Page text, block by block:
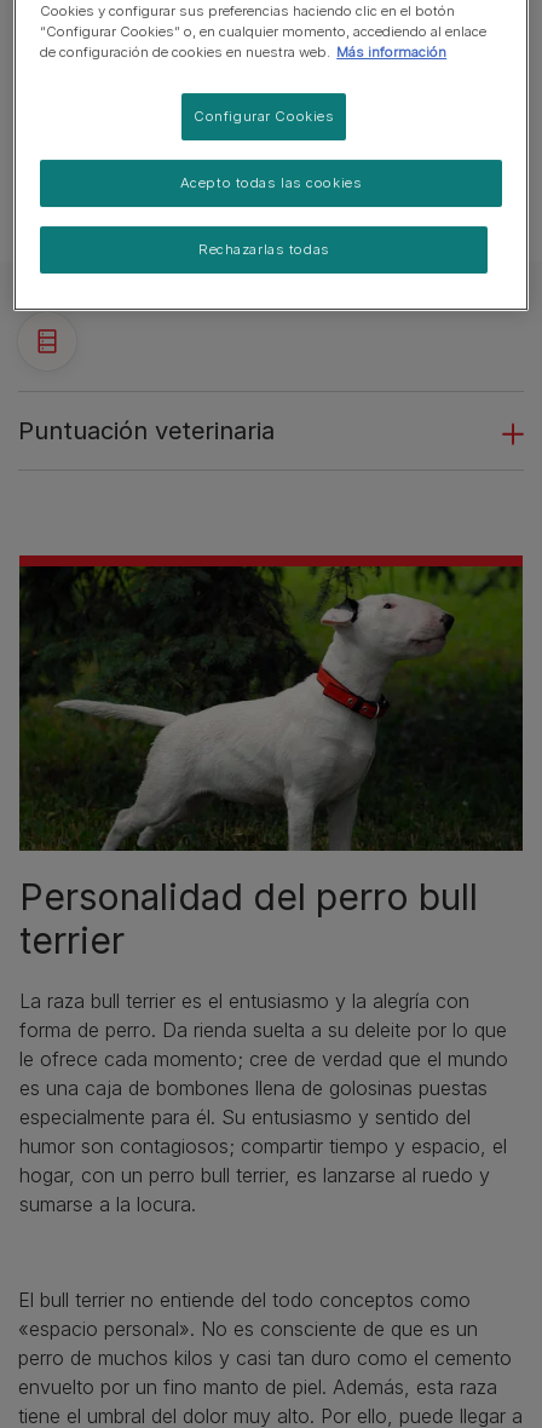
niños
La raza bull terrier puede sufrir
problemas de salud
Puntuación veterinaria
Personalidad del perro bull
terrier
La raza bull terrier es el entusiasmo y la alegría con
forma de perro. Da rienda suelta a su deleite por lo que
le ofrece cada momento; cree de verdad que el mundo
es una caja de bombones llena de golosinas puestas
especialmente para él. Su entusiasmo y sentido del
humor son contagiosos; compartir tiempo y espacio, el
hogar, con un perro bull terrier, es lanzarse al ruedo y
sumarse a la locura.
El bull terrier no entiende del todo conceptos como
«espacio personal». No es consciente de que es un
perro de muchos kilos y casi tan duro como el cemento
envuelto por un fino manto de piel. Además, esta raza
tiene el umbral del dolor muy alto. Por ello, puede llegar a
Cookies y configurar sus preferencias haciendo clic en el botón
“Configurar Cookies” o, en cualquier momento, accediendo al enlace
de configuración de cookies en nuestra web.
Más información
Configurar Cookies
Rechazarlas todas
Acepto todas las cookies